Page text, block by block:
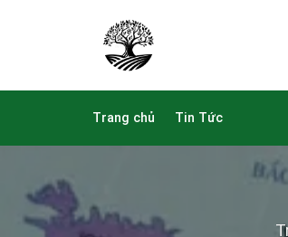
Trang chủ Tin Tức